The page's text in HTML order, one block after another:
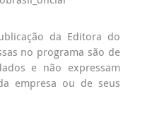
da Editora do
no programa são de
e não expressam
empresa ou de seus